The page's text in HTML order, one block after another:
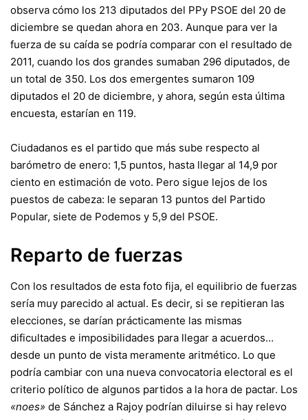
observa cómo los 213 diputados del PPy PSOE del 20 de
diciembre se quedan ahora en 203. Aunque para ver la
fuerza de su caída se podría comparar con el resultado de
2011, cuando los dos grandes sumaban 296 diputados, de
un total de 350. Los dos emergentes sumaron 109
diputados el 20 de diciembre, y ahora, según esta última
encuesta, estarían en 119.
Ciudadanos es el partido que más sube respecto al
barómetro de enero: 1,5 puntos, hasta llegar al 14,9 por
ciento en estimación de voto. Pero sigue lejos de los
puestos de cabeza: le separan 13 puntos del Partido
Popular, siete de Podemos y 5,9 del PSOE.
Reparto de fuerzas
Con los resultados de esta foto fija, el equilibrio de fuerzas
sería muy parecido al actual. Es decir, si se repitieran las
elecciones, se darían prácticamente las mismas
dificultades e imposibilidades para llegar a acuerdos…
desde un punto de vista meramente aritmético. Lo que
podría cambiar con una nueva convocatoria electoral es el
criterio político de algunos partidos a la hora de pactar. Los
«noes» de Sánchez a Rajoy podrían diluirse si hay relevo